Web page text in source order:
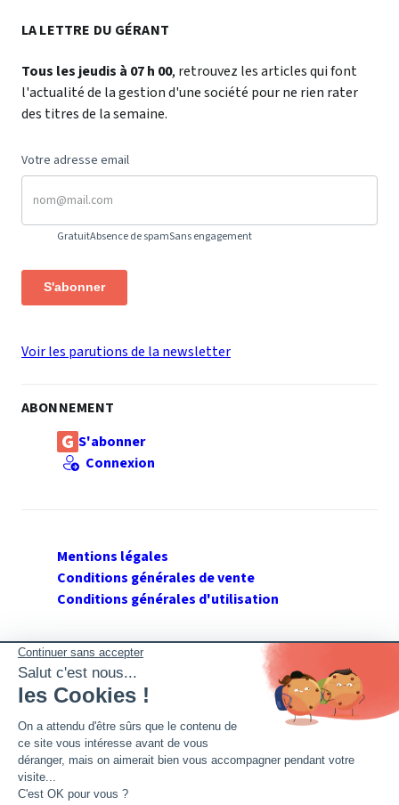
LA LETTRE DU GÉRANT
Tous les jeudis à 07 h 00, retrouvez les articles qui font
l'actualité de la gestion d'une société pour ne rien rater
des titres de la semaine.
Votre adresse email
GratuitAbsence de spamSans engagement
S'abonner
Voir les parutions de la newsletter
ABONNEMENT
S'abonner
Connexion
Mentions légales
Conditions générales de vente
Conditions générales d'utilisation
SUIVEZ GERANT DE SARL
Twitter
Facebook